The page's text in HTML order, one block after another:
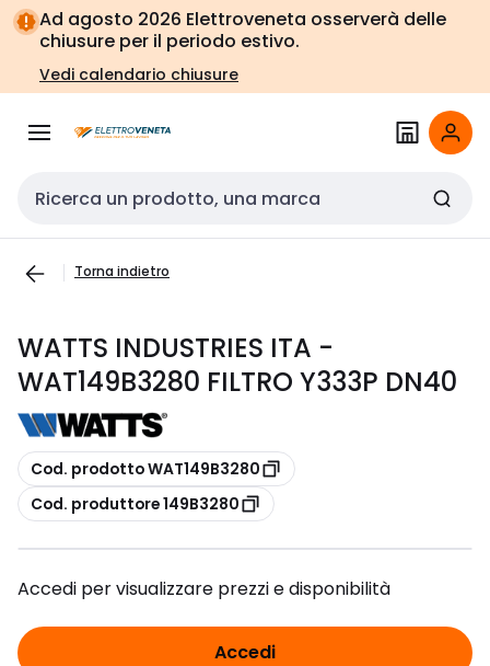
Vai alla
navigazione
Vai
alla
pagina
Ad agosto 2026 Elettroveneta osserverà delle
chiusure per il periodo estivo.
Vedi calendario chiusure
Cerca input
Torna indietro
WATTS INDUSTRIES ITA -
WAT149B3280 FILTRO Y333P DN40
copia
Cod. prodotto WAT149B3280
copia
Cod. produttore 149B3280
Accedi per visualizzare prezzi e disponibilità
Accedi